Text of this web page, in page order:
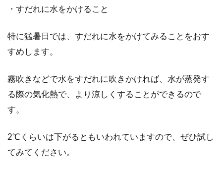
・すだれに水をかけること
特に猛暑日では、すだれに水をかけてみることをおす
すめします。
霧吹きなどで水をすだれに吹きかければ、水が蒸発す
る際の気化熱で、より涼しくすることができるので
す。
2℃くらいは下がるともいわれていますので、ぜひ試し
てみてください。